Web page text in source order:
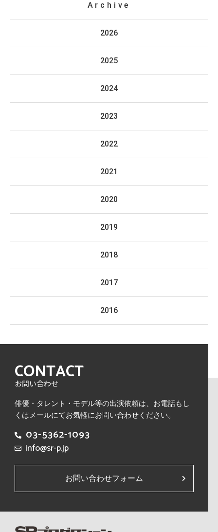
Archive
2026
2025
2024
2023
2022
2021
2020
2019
2018
2017
2016
CONTACT
お問い合わせ
俳優・タレント・モデル等の出演依頼は、 お電話もし
くはメールにてお気軽にお問い合わせください。
03-5362-1093
info@sr-p.jp
お問い合わせフォーム